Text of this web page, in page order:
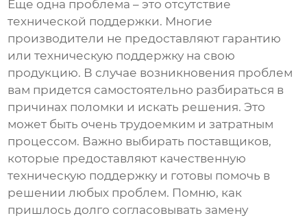
Еще одна проблема – это отсутствие
технической поддержки. Многие
производители не предоставляют гарантию
или техническую поддержку на свою
продукцию. В случае возникновения проблем
вам придется самостоятельно разбираться в
причинах поломки и искать решения. Это
может быть очень трудоемким и затратным
процессом. Важно выбирать поставщиков,
которые предоставляют качественную
техническую поддержку и готовы помочь в
решении любых проблем. Помню, как
пришлось долго согласовывать замену